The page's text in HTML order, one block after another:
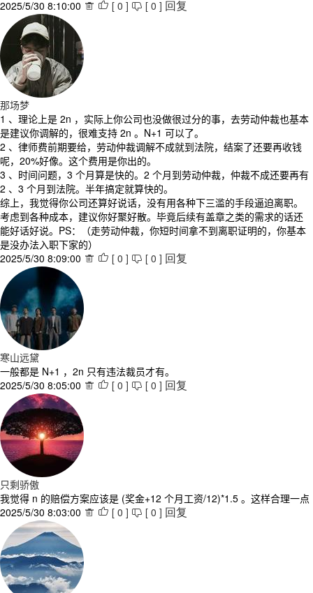
2025/5/30 8:10:00   [ 0 ]  [ 0 ] 回复
那场梦
1 、理论上是 2n ，实际上你公司也没做很过分的事，去劳动仲裁也基本
是建议你调解的，很难支持 2n 。N+1 可以了。
2 、律师费前期要给，劳动仲裁调解不成就到法院，结案了还要再收钱
呢，20%好像。这个费用是你出的。
3 、时间问题，3 个月算是快的。2 个月到劳动仲裁，仲裁不成还要再有
2 、3 个月到法院。半年搞定就算快的。
综上，我觉得你公司还算好说话，没有用各种下三滥的手段逼迫离职。
考虑到各种成本，建议你好聚好散。毕竟后续有盖章之类的需求的话还
能好话好说。PS：（走劳动仲裁，你短时间拿不到离职证明的，你基本
是没办法入职下家的）
2025/5/30 8:09:00   [ 0 ]  [ 0 ] 回复
寒山远黛
一般都是 N+1 ，2n 只有违法裁员才有。
2025/5/30 8:05:00   [ 0 ]  [ 0 ] 回复
只剩骄傲
我觉得 n 的赔偿方案应该是 (奖金+12 个月工资/12)*1.5 。这样合理一点
2025/5/30 8:03:00   [ 0 ]  [ 0 ] 回复